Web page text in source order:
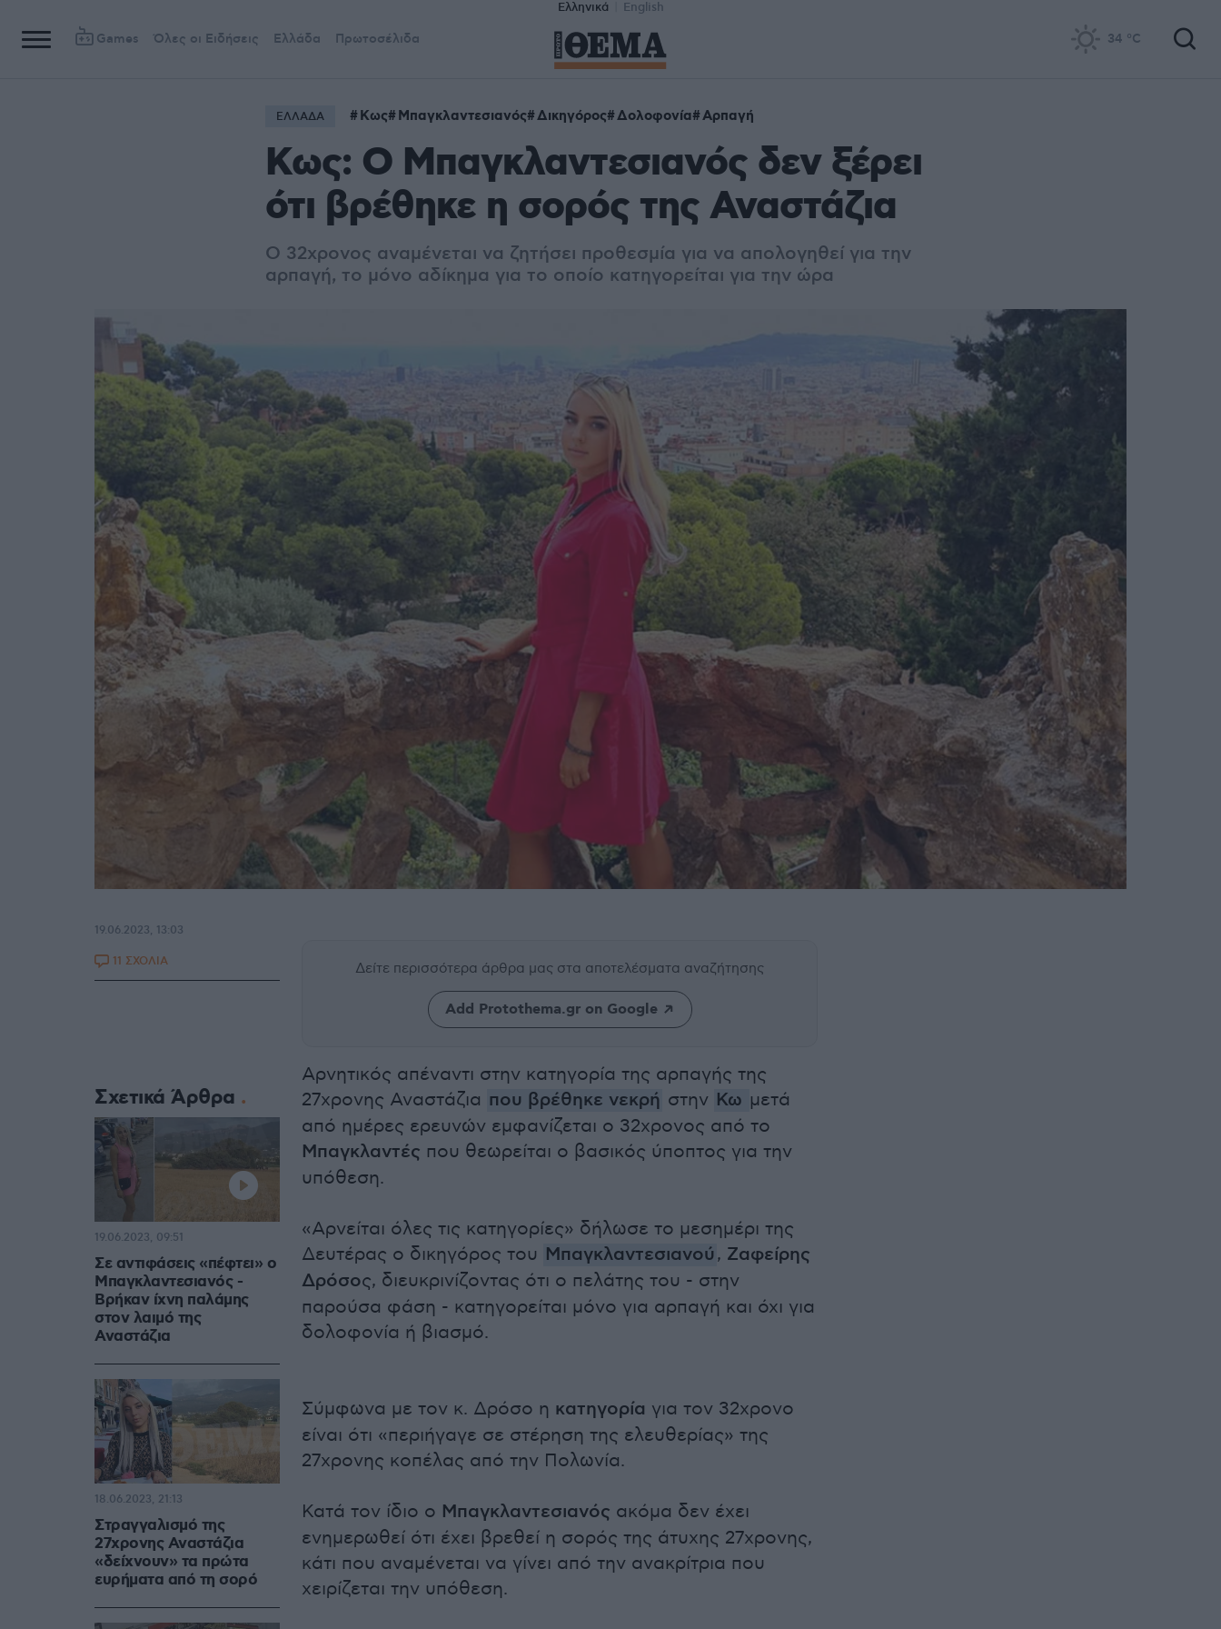
Ελληνικά English
Games Όλες οι Ειδήσεις Ελλάδα Πρωτοσέλιδα 34 °C
ΕΛΛΑΔΑ Κως Μπαγκλαντεσιανός Δικηγόρος Δολοφονία Αρπαγή
Κως: Ο Μπαγκλαντεσιανός δεν ξέρει
ότι βρέθηκε η σορός της Αναστάζια
Ο 32χρονος αναμένεται να ζητήσει προθεσμία για να απολογηθεί για την
αρπαγή, το μόνο αδίκημα για το οποίο κατηγορείται για την ώρα
Δείτε περισσότερα άρθρα μας στα αποτελέσματα αναζήτησης
Add Protothema.gr on Google
Αρνητικός απέναντι στην κατηγορία της αρπαγής της
27χρονης Αναστάζια που βρέθηκε νεκρή στην Κω μετά
από ημέρες ερευνών εμφανίζεται ο 32χρονος από το
Μπαγκλαντές που θεωρείται ο βασικός ύποπτος για την
υπόθεση.
«Αρνείται όλες τις κατηγορίες» δήλωσε το μεσημέρι της
Δευτέρας ο δικηγόρος του Μπαγκλαντεσιανού, Ζαφείρης
Δρόσος, διευκρινίζοντας ότι ο πελάτης του - στην
παρούσα φάση - κατηγορείται μόνο για αρπαγή και όχι για
δολοφονία ή βιασμό.
Σύμφωνα με τον κ. Δρόσο η κατηγορία για τον 32χρονο
είναι ότι «περιήγαγε σε στέρηση της ελευθερίας» της
27χρονης κοπέλας από την Πολωνία.
Κατά τον ίδιο ο Μπαγκλαντεσιανός ακόμα δεν έχει
ενημερωθεί ότι έχει βρεθεί η σορός της άτυχης 27χρονης,
κάτι που αναμένεται να γίνει από την ανακρίτρια που
χειρίζεται την υπόθεση.
19.06.2023, 13:03
11 ΣΧΟΛΙΑ
Σχετικά Άρθρα
Σε αντιφάσεις «πέφτει» ο
Μπαγκλαντεσιανός -
Βρήκαν ίχνη παλάμης
στον λαιμό της
Αναστάζια
19.06.2023, 09:51
Στραγγαλισμό της
27χρονης Αναστάζια
«δείχνουν» τα πρώτα
ευρήματα από τη σορό
18.06.2023, 21:13